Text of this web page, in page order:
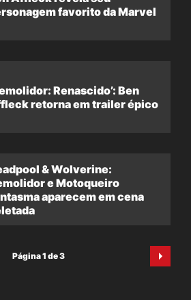
favorito da Marvel
Renascido’: Ben
retorna em trailer épico
& Wolverine:
e Motoqueiro
aparecem em cena
Página 1 de 3